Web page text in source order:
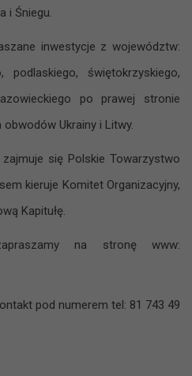
i Śniegu.
inwestycje z województw:
podlaskiego, świętokrzyskiego,
po prawej stronie
Ukrainy i Litwy.
się Polskie Towarzystwo
kieruje Komitet Organizacyjny,
Kapitułę.
na stronę www:
pod numerem tel: 81 743 49